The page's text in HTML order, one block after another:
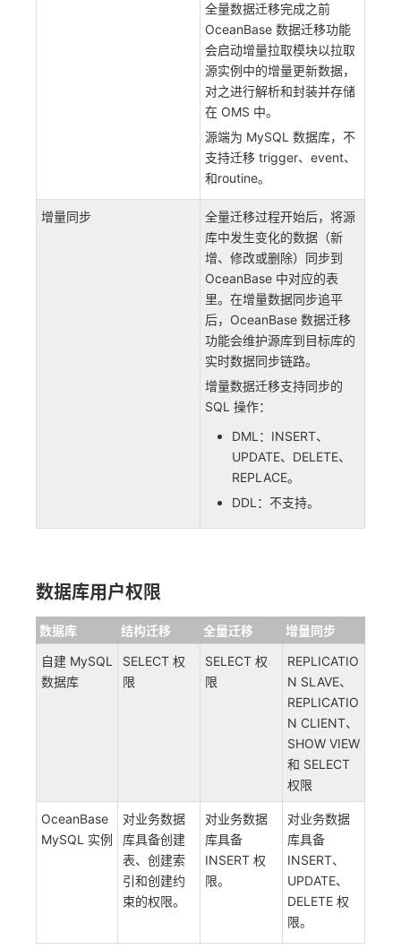
全量数据迁移完成之前
OceanBase 数据迁移功能
会启动增量拉取模块以拉取
源实例中的增量更新数据，
对之进行解析和封装并存储
在 OMS 中。
源端为 MySQL 数据库，不
支持迁移 trigger、event、
和routine。
增量同步
全量迁移过程开始后，将源
库中发生变化的数据（新
增、修改或删除）同步到
OceanBase 中对应的表
里。在增量数据同步追平
后，OceanBase 数据迁移
功能会维护源库到目标库的
实时数据同步链路。
增量数据迁移支持同步的
SQL 操作：
DML：INSERT、
UPDATE、DELETE、
REPLACE。
DDL：不支持。
数据库用户权限
数据库 结构迁移 全量迁移
增量同步
自建 MySQL
数据库
SELECT 权
限
SELECT 权
限
REPLICATIO
N SLAVE、
REPLICATIO
N CLIENT、
SHOW VIEW
和 SELECT
权限
OceanBase
MySQL 实例
对业务数据
库具备创建
表、创建索
引和创建约
束的权限。
对业务数据
库具备
INSERT 权
限。
对业务数据
库具备
INSERT、
UPDATE、
DELETE 权
限。